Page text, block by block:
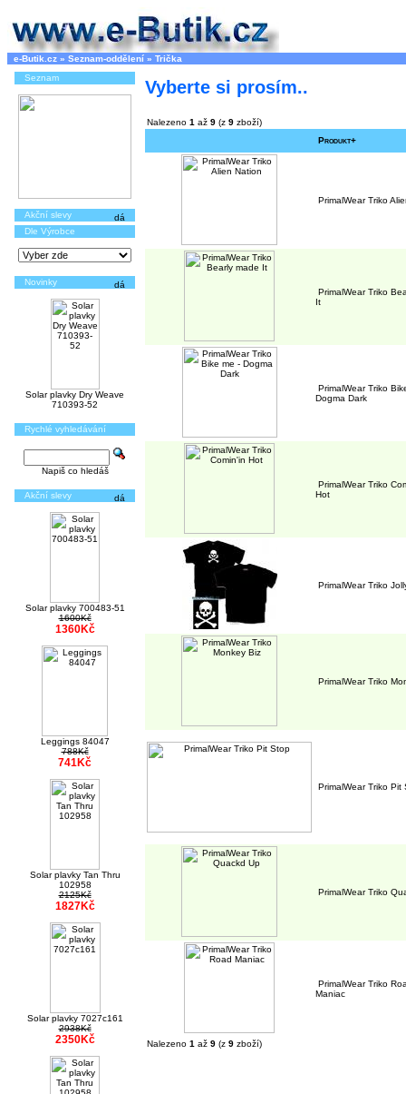
e-Butik.cz » Seznam-oddělení » Trička
Seznam
Akční slevy
Dle Výrobce
Novinky
Solar plavky Dry Weave
710393-52
Rychlé vyhledávání
Napiš co hledáš
Akční slevy
Solar plavky 700483-51
1600Kč
1360Kč
Leggings 84047
788Kč
741Kč
Solar plavky Tan Thru
102958
2125Kč
1827Kč
Solar plavky 7027c161
2938Kč
2350Kč
Vyberte si prosím..
Nalezeno 1 až 9 (z 9 zboží)
Produkt+
PrimalWear Triko
PrimalWear Triko
It
PrimalWear Triko
Dogma Dark
PrimalWear Triko
Hot
PrimalWear Triko
PrimalWear Triko
PrimalWear Triko Pit
PrimalWear Triko
PrimalWear Triko
Maniac
Nalezeno 1 až 9 (z 9 zboží)